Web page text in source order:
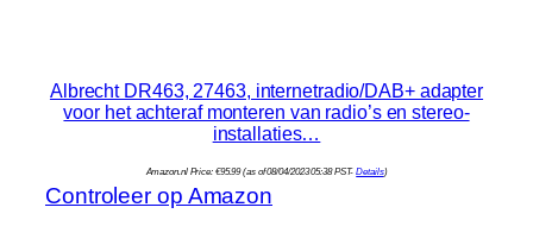
Albrecht DR463, 27463, internetradio/DAB+ adapter
voor het achteraf monteren van radio’s en stereo-
installaties…
Amazon.nl Price: €95.99(as of 08/04/2023 05:38 PST-Details)
Controleer op Amazon